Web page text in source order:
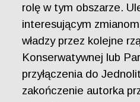
rolę w tym obszarze.
interesującym
władzy przez kolejne
Konserwatywnej lub
przyłączenia do
zakończenie autorka